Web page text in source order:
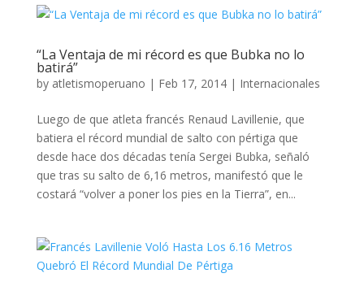
“La Ventaja de mi récord es que Bubka no lo
batirá”
by atletismoperuano | Feb 17, 2014| Internacionales
Luego de que atleta francés Renaud Lavillenie, que
batiera el récord mundial de salto con pértiga que
desde hace dos décadas tenía Sergei Bubka, señaló
que tras su salto de 6,16 metros, manifestó que le
costará “volver a poner los pies en la Tierra”, en...